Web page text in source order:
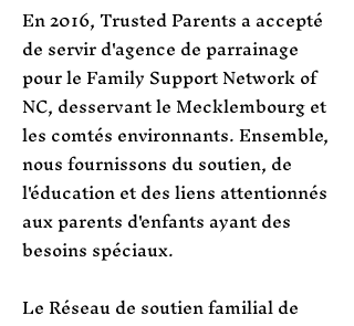
En 2016, Trusted Parents a accepté
de servir d'agence de parrainage
pour le Family Support Network of
NC, desservant le Mecklembourg et
les comtés environnants. Ensemble,
nous fournissons du soutien, de
l'éducation et des liens attentionnés
aux parents d'enfants ayant des
besoins spéciaux.
Le Réseau de soutien familial de